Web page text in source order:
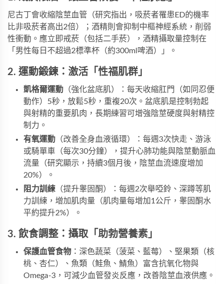
尼古丁會收縮陰莖血管（研究指出，吸菸者罹患ED的機率
比非吸菸者高出2倍）；酒精則會抑制中樞神經系統，削弱
性衝動。應立即戒菸（包括二手菸），酒精攝取量控制在
「男性每日不超過2標準杯（約300ml啤酒）」。
2. 運動鍛鍊：激活「性福肌群」
凱格爾運動 ​（強化盆底肌）：每天收縮肛門（如同忍便
動作）5秒，放鬆5秒，重複20次。盆底肌是控制勃起
與射精的重要肌肉，長期練習可增強陰莖硬度與射精控
制力。
有氧運動 ​（改善全身血液循環）：每週3次快走、游泳
或騎單車（每次30分鐘），提升心肺功能與陰莖動脈血
流量（研究顯示，持續3個月後，陰莖血流速度增加
20%）。
阻力訓練 ​（提升睾固酮）：每週2次舉啞鈴、深蹲等肌
力訓練，增加肌肉量（肌肉量每增加1公斤，睾固酮水
平約提升2%）。
3. 飲食調整：攝取「助勃營養素」
保護血管食物 ​：深色蔬菜（菠菜、藍莓）、堅果類（核
桃、杏仁）、魚類（鮭魚、鯖魚）富含抗氧化物與
Omega-3，可減少血管發炎反應，改善陰莖血液供應。